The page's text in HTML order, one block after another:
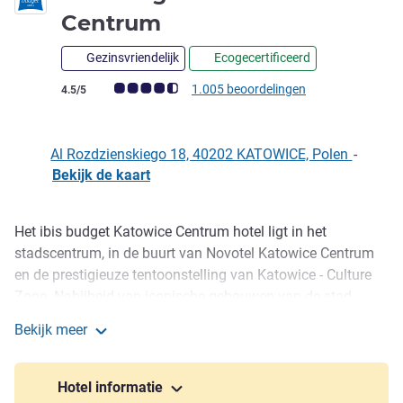
Centrum
Gezinsvriendelijk Ecogecertificeerd
Avis-klantbeoordeling (ALL beoordeling)
4.5/5 1.005 beoordelingen
Al Rozdzienskiego 18, 40202 KATOWICE, Polen -
Bekijk de kaart
Omschrijving
Het ibis budget Katowice Centrum hotel ligt in het
stadscentrum, in de buurt van Novotel Katowice Centrum
en de prestigieuze tentoonstelling van Katowice - Culture
congrescentrum, Spodek en de zetel van het Poolse
Nationale Radio Symfonie Orkest garanderen op
loopafstand vele interessante culturele, zakelijke en
Bekijk meer
Hotel informatie